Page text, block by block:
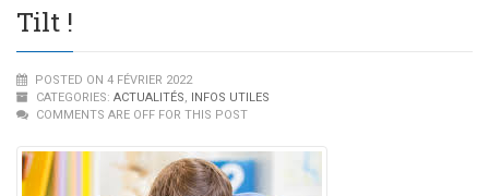
Tilt !
POSTED ON 4 FÉVRIER 2022
CATEGORIES: ACTUALITÉS, INFOS UTILES
COMMENTS ARE OFF FOR THIS POST